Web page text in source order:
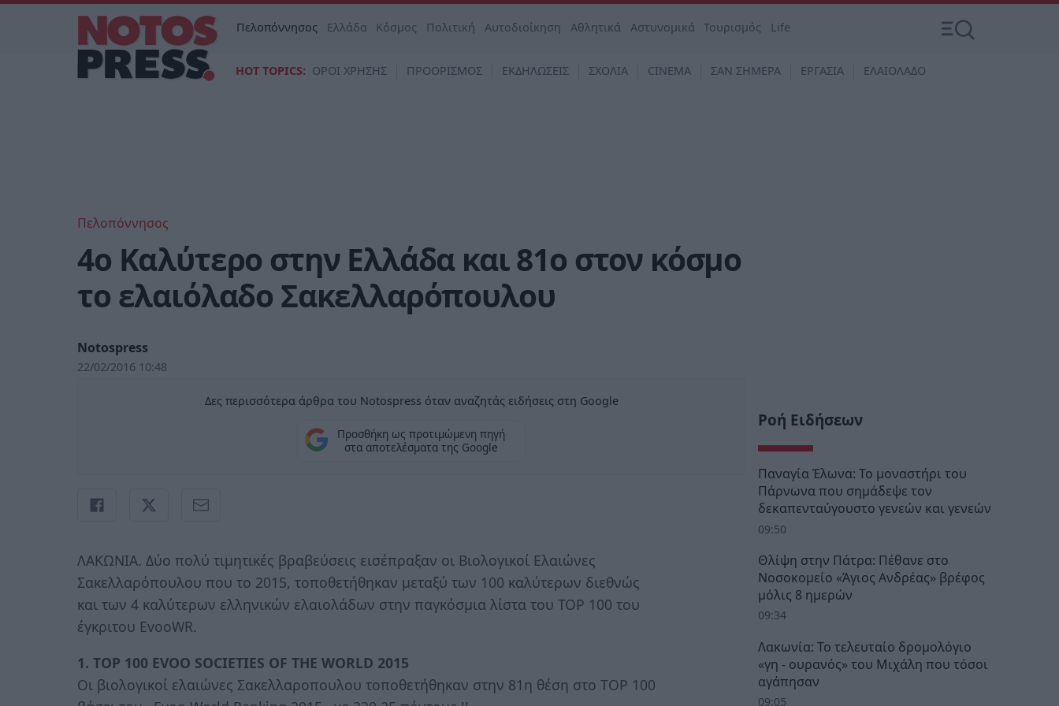
Πελοπόννησος Ελλάδα Κόσμος Πολιτική Αυτοδιοίκηση Αθλητικά Αστυνομικά Τουρισμός Life
HOT TOPICS: ΟΡΟΙ ΧΡΗΣΗΣ ΠΡΟΟΡΙΣΜΟΣ ΕΚΔΗΛΩΣΕΙΣ ΣΧΟΛΙΑ CINEMA ΣΑΝ ΣΗΜΕΡΑ ΕΡΓΑΣΙΑ ΕΛΑΙΟΛΑΔΟ
Πελοπόννησος
4ο Καλύτερο στην Ελλάδα και 81ο στον κόσμο
το ελαιόλαδο Σακελλαρόπουλου
Notospress
22/02/2016 10:48
Δες περισσότερα άρθρα του Notospress όταν αναζητάς ειδήσεις στη Google
Προσθήκη ως προτιμώμενη πηγή
στα αποτελέσματα της Google
ΛΑΚΩΝΙΑ. Δύο πολύ τιμητικές βραβεύσεις εισέπραξαν οι Βιολογικοί Ελαιώνες
Σακελλαρόπουλου που το 2015, τοποθετήθηκαν μεταξύ των 100 καλύτερων διεθνώς
και των 4 καλύτερων ελληνικών ελαιολάδων στην παγκόσμια λίστα του ΤΟΡ 100 του
έγκριτου EvooWR.
1. TOP 100 EVOO SOCIETIES OF THE WORLD 2015
Οι βιολογικοί ελαιώνες Σακελλαροπουλου τοποθετήθηκαν στην 81η θέση στο TOP 100
Ροή Ειδήσεων
Παναγία Έλωνα: Το μοναστήρι του
Πάρνωνα που σημάδεψε τον
δεκαπενταύγουστο γενεών και γενεών
09:50
Θλίψη στην Πάτρα: Πέθανε στο
Νοσοκομείο «Άγιος Ανδρέας» βρέφος
μόλις 8 ημερών
09:34
Λακωνία: Το τελευταίο δρομολόγιο
«γη - ουρανός» του Μιχάλη που τόσοι
αγάπησαν
09:05